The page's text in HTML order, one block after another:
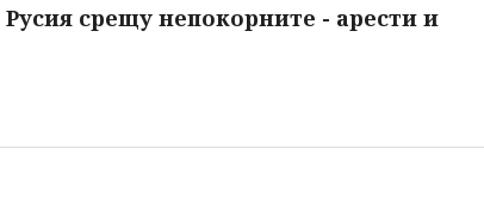
срещу непокорните - арести и